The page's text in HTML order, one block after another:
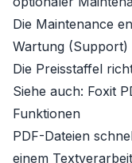
Die Maintenance
Wartung (Support)
Die Preisstaffel
Siehe auch: Foxit
Funktionen
PDF-Dateien
einem